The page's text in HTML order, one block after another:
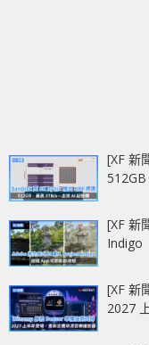
[XF 新
[XF 新
Indigo
[XF 新
2027